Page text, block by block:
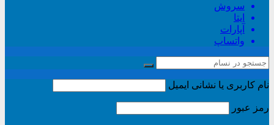
سروش
ایتا
آپارات
واتساپ
نام کاربری یا نشانی ایمیل
رمز عبور